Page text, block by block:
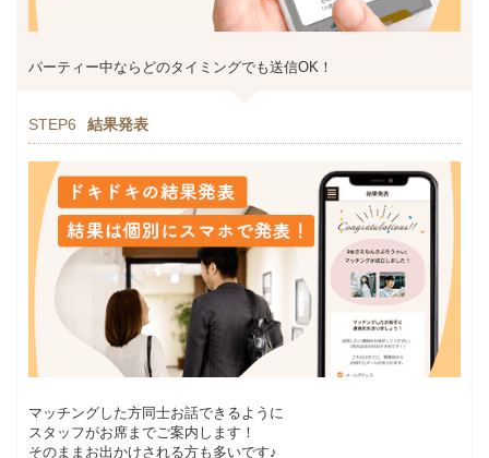
パーティー中ならどのタイミングでも送信OK！
STEP6 結果発表
マッチングした方同士お話できるように
スタッフがお席までご案内します！
そのままお出かけされる方も多いです♪